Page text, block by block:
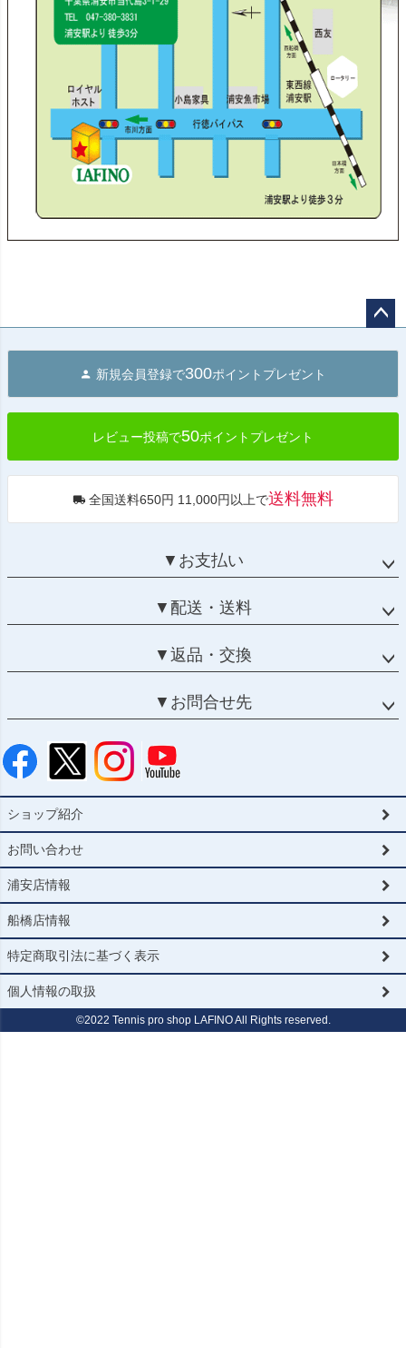
へ
新規会員登録で300ポイントプレゼント
レビュー投稿で50ポイントプレゼント
全国送料650円 11,000円以上で送料無料
▼お支払い
▼配送・送料
▼返品・交換
▼お問合せ先
ショップ紹介
お問い合わせ
浦安店情報
船橋店情報
特定商取引法に基づく表示
個人情報の取扱
©2022 Tennis pro shop LAFINO All Rights reserved.